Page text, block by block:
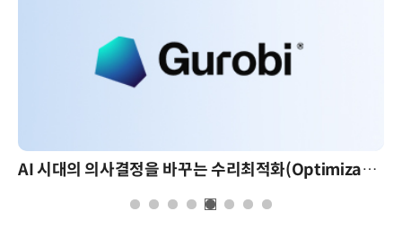
AI 시대의 의사결정을 바꾸는 수리최적화(Optimization): 실제 산업 적용 사례와 활용 전략